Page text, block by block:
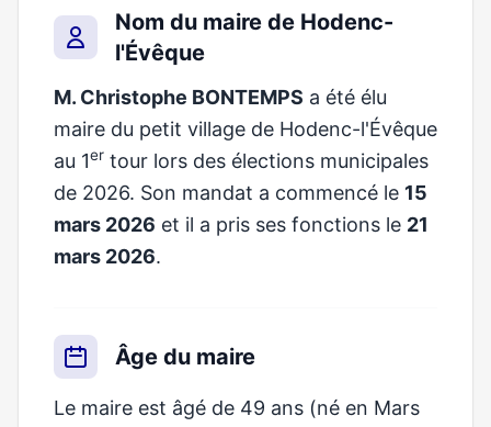
Nom du maire de Hodenc-
l'Évêque
M. Christophe BONTEMPS a été élu
maire du petit village de Hodenc-l'Évêque
au 1er tour lors des élections municipales
de 2026. Son mandat a commencé le 15
mars 2026 et il a pris ses fonctions le 21
mars 2026.
Âge du maire
Le maire est âgé de 49 ans (né en Mars